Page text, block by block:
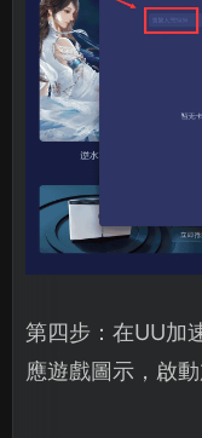
第四步：在UU加
應遊戲圖示，啟動